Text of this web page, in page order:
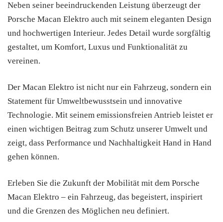
Neben seiner beeindruckenden Leistung überzeugt der
Porsche Macan Elektro auch mit seinem eleganten Design
und hochwertigen Interieur. Jedes Detail wurde sorgfältig
gestaltet, um Komfort, Luxus und Funktionalität zu
vereinen.
Der Macan Elektro ist nicht nur ein Fahrzeug, sondern ein
Statement für Umweltbewusstsein und innovative
Technologie. Mit seinem emissionsfreien Antrieb leistet er
einen wichtigen Beitrag zum Schutz unserer Umwelt und
zeigt, dass Performance und Nachhaltigkeit Hand in Hand
gehen können.
Erleben Sie die Zukunft der Mobilität mit dem Porsche
Macan Elektro – ein Fahrzeug, das begeistert, inspiriert
und die Grenzen des Möglichen neu definiert.